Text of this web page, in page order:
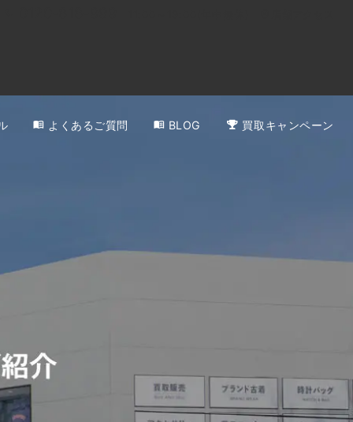
よくあるご質問 BLOG 買取キャンペーン